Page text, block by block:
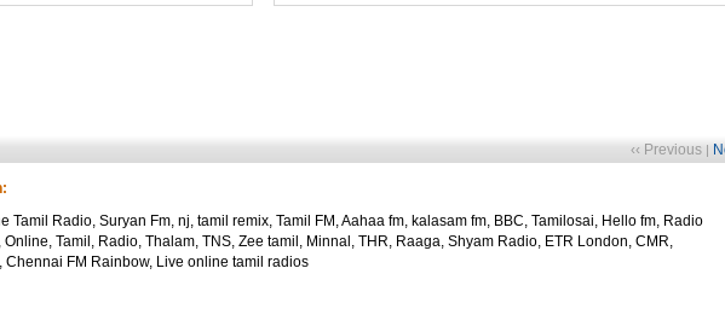
‹‹ Previous |
Tamil Radio, Suryan Fm, nj, tamil remix, Tamil FM, Aahaa fm, kalasam fm, BBC, Tamilosai, Hello fm, Radio
Tamil, Radio, Thalam, TNS, Zee tamil, Minnal, THR, Raaga, Shyam Radio, ETR London, CMR,
Chennai FM Rainbow, Live online tamil radios